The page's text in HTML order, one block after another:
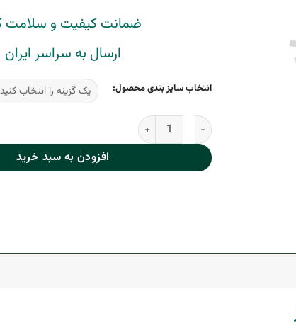
ضمانت کیفیت و سلامت
ارسال به سراسر ایران
انتخاب سایز بندی محصول:
ست زنانه فنردار تورگاز مسطر 1120 عدد
افزودن به سبد خرید